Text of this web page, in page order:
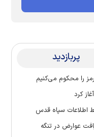
پربازدید
را محکوم می‌کنیم
کرد
اطلاعات سپاه قدس
عوارض در تنگه